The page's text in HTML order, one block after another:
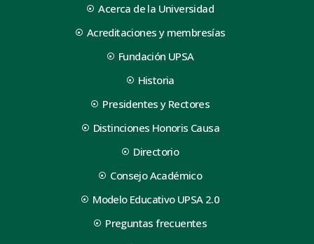
Acerca de la Universidad
Acreditaciones y membresías
Fundación UPSA
Historia
Presidentes y Rectores
Distinciones Honoris Causa
Directorio
Consejo Académico
Modelo Educativo UPSA 2.0
Preguntas frecuentes